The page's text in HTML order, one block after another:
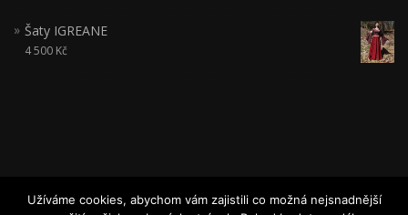
Šaty IGREANE
4 500 Kč
Užíváme cookies, abychom vám zajistili co možná nejsnadnější